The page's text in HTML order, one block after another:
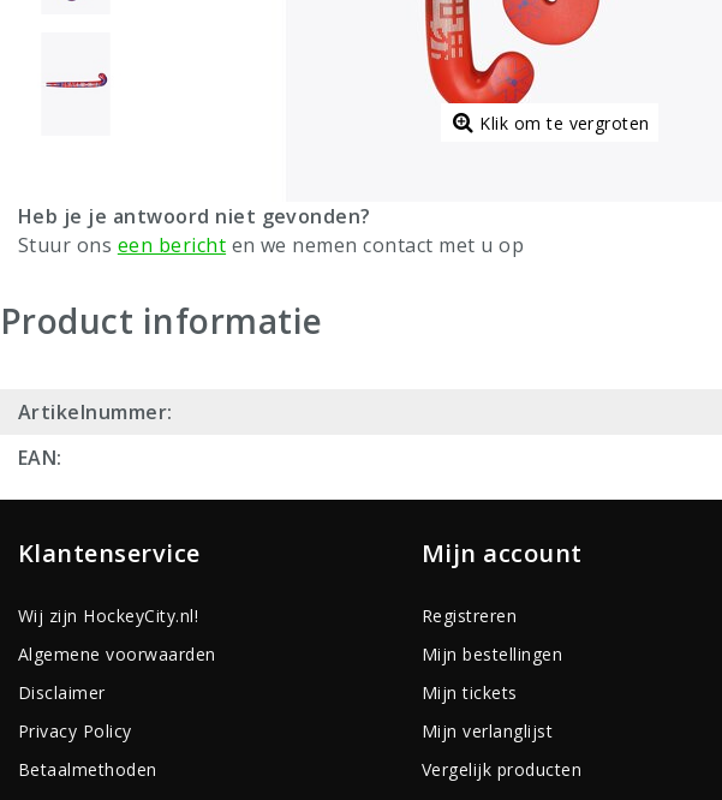
Klik om te vergroten
Heb je je antwoord niet gevonden?
Stuur ons een bericht en we nemen contact met u op
Product informatie
Artikelnummer:
EAN:
Klantenservice
Wij zijn HockeyCity.nl!
Algemene voorwaarden
Disclaimer
Privacy Policy
Betaalmethoden
Mijn account
Registreren
Mijn bestellingen
Mijn tickets
Mijn verlanglijst
Vergelijk producten